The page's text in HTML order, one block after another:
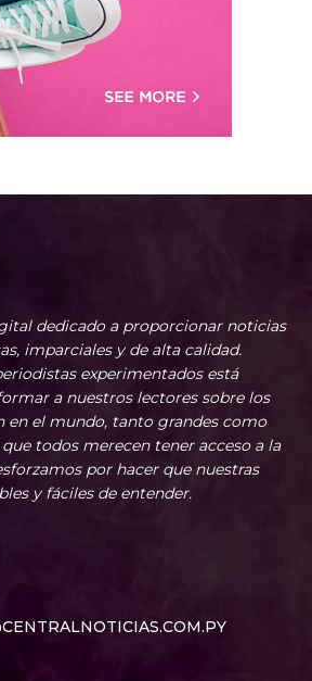
dedicado a proporcionar noticias
imparciales y de alta calidad.
experimentados está
a nuestros lectores sobre los
en el mundo, tanto grandes como
todos merecen tener acceso a la
por hacer que nuestras
y fáciles de entender.